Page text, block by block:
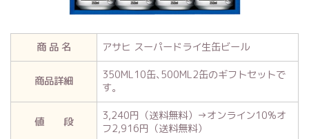
商 品 名 アサヒ スーパードライ生缶ビール
商品詳細
350ML10缶､500ML2缶のギフトセットで
す。
値 段
3,240円（送料無料）→オンライン10%オ
フ2,916円（送料無料）